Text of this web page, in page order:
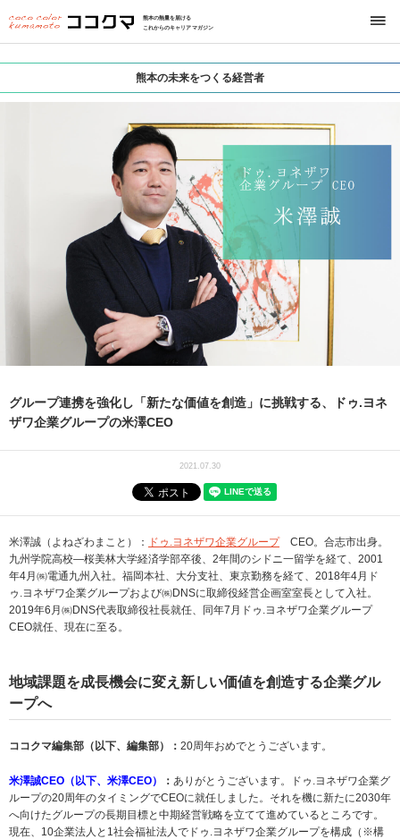
熊本の熱量を届ける
これからのキャリアマガジン
熊本の未来をつくる経営者
グループ連携を強化し「新たな価値を創造」に挑戦する、ドゥ.ヨネ
ザワ企業グループの米澤CEO
2021.07.30
米澤誠（よねざわまこと）： ドゥ.ヨネザワ企業グループCEO。合志市出身。
九州学院高校―桜美林大学経済学部卒後、2年間のシドニ一留学を経て、2001
年4月㈱電通九州入社。福岡本社、大分支社、東京勤務を経て、2018年4月ド
ゥ.ヨネザワ企業グループおよび㈱DNSに取締役経営企画室室長として入社。
2019年6月㈱DNS代表取締役社長就任、同年7月ドゥ.ヨネザワ企業グループ
CEO就任、現在に至る。
地域課題を成長機会に変え新しい価値を創造する企業グル
ープへ
ココクマ編集部（以下、編集部）： 20周年おめでとうございます。
米澤誠CEO（以下、米澤CEO） ： ありがとうございます。ドゥ.ヨネザワ企業グ
ループの20周年のタイミングでCEOに就任しました。それを機に新たに2030年
へ向けたグループの長期目標と中期経営戦略を立てて進めているところです。
現在、10企業法人と1社会福祉法人でドゥ.ヨネザワ企業グループを構成（※構